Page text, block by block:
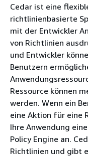
Cedar ist eine
richtlinienbasierte
mit der Entwickler
von Richtlinien
und Entwickler
Benutzern
Ressource können
werden. Wenn ein
eine Aktion für eine
Ihre Anwendung
Policy Engine an.
Richtlinien und gibt